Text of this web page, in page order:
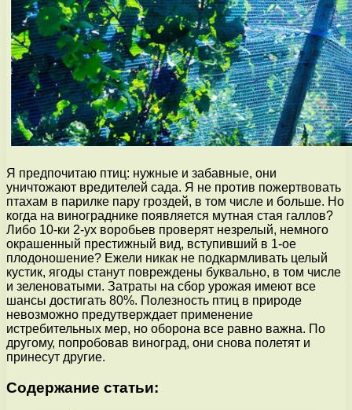
Я предпочитаю птиц: нужные и забавные, они
уничтожают вредителей сада. Я не против пожертвовать
птахам в парилке пару гроздей, в том числе и больше. Но
когда на винограднике появляется мутная стая галлов?
Либо 10-ки 2-ух воробьев проверят незрелый, немного
окрашенный престижный вид, вступивший в 1-ое
плодоношение? Ежели никак не подкармливать целый
кустик, ягоды станут повреждены буквально, в том числе
и зеленоватыми. Затраты на сбор урожая имеют все
шансы достигать 80%. Полезность птиц в природе
невозможно предутверждает применение
истребительных мер, но оборона все равно важна. По
другому, попробовав виноград, они снова полетят и
принесут другие.
Содержание статьи: